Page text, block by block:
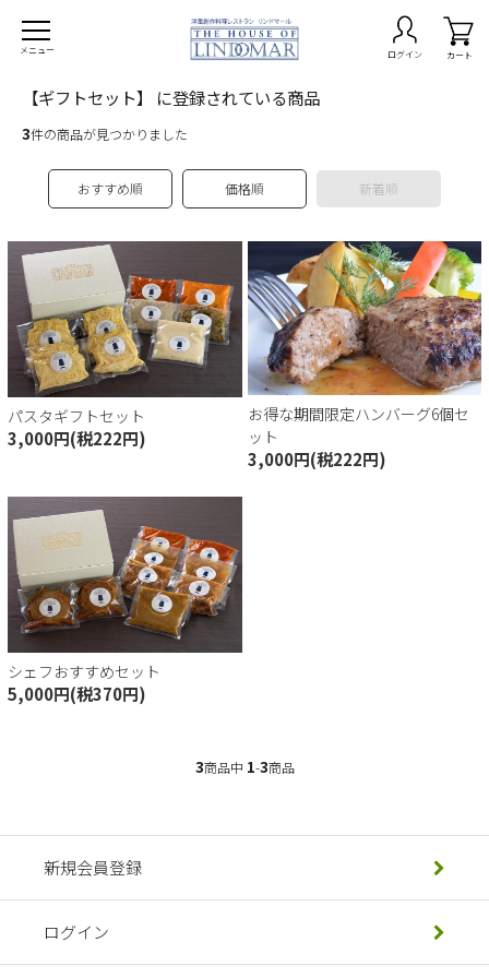
メニュー ログイン カート
-期間限定商品-
ハンバーグ
スタ
カレー
ープ
レストラン
セット
員登録
【ギフトセット】 に登録されている商品
3件の商品が見つかりました
おすすめ順 価格順 新着順
パスタギフトセット
3,000円(税222円)
お得な期間限定ハンバーグ6個セ
ット
3,000円(税222円)
シェフおすすめセット
5,000円(税370円)
3商品中 1-3商品
新規会員登録
ログイン